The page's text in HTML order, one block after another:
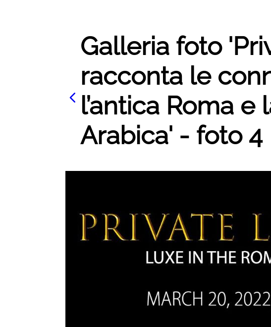
Galleria foto
racconta le
l’antica Roma e
Arabica' - foto 4